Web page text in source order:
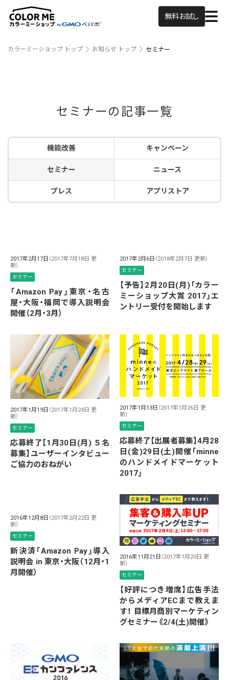
無料お試し
カラーミーショップ トップ お知らせ トップ セミナー
セミナーの記事一覧
機能改善 キャンペーン
セミナー ニュース
プレス アプリストア
2017年2月17日 （2017年7月18日 更
新）
セミナー
「Amazon Pay」東京・名古
屋・大阪・福岡で導入説明会
開催（2月・3月）
2017年2月6日 （2018年2月7日 更新）
セミナー
【予告】2月20日(月)「カラー
ミーショップ大賞 2017」エ
ントリー受付を開始します
2017年1月19日 （2017年1月24日 更
新）
セミナー
応募終了【1月30日(月) ５名
募集】ユーザーインタビュー
ご協力のおねがい
2017年1月13日 （2017年1月26日 更
新）
セミナー
応募終了【出展者募集】4月28
日(金)29日(土)開催「minne
のハンドメイドマーケット
2017」
2016年12月8日 （2017年2月22日 更
新）
セミナー
新決済「Amazon Pay」導入
説明会 in 東京・大阪（12月・1
月開催）
2016年11月21日 （2017年1月20日 更
新）
セミナー
【好評につき増席】広告手法
からメディアECまで教えま
す！ 目標月商別マーケティン
グセミナー《2/4(土)開催》